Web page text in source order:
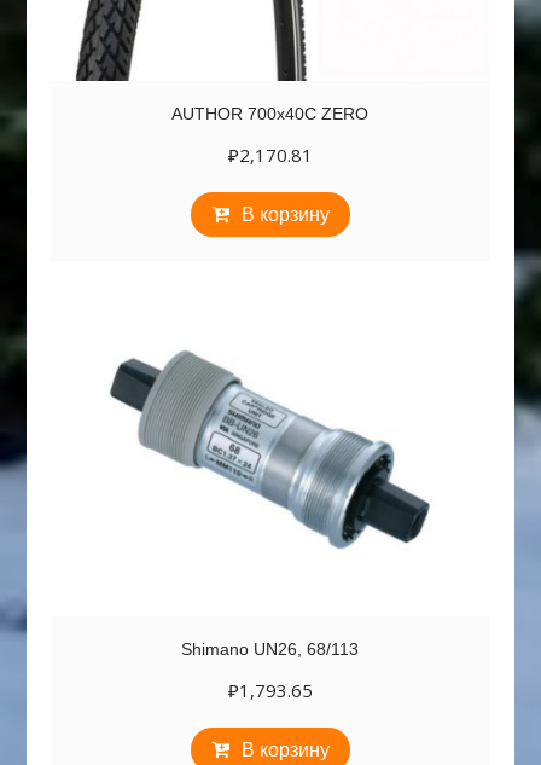
AUTHOR 700х40C ZERO
₽2,170.81
В корзину
Shimano UN26, 68/113
₽1,793.65
В корзину